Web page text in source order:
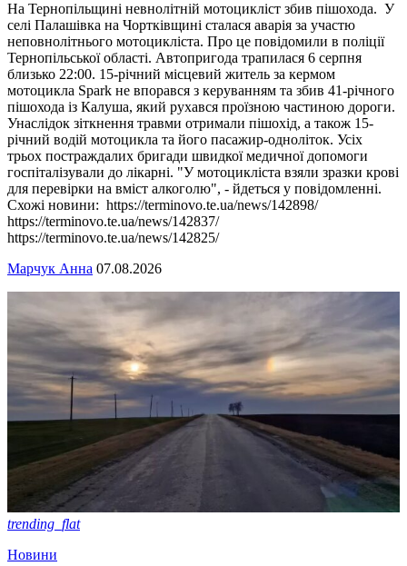
На Тернопільщині невнолітній мотоцикліст збив пішохода. У
селі Палашівка на Чортківщині сталася аварія за участю
неповнолітнього мотоцикліста. Про це повідомили в поліції
Тернопільської області. Автопригода трапилася 6 серпня
близько 22:00. 15-річний місцевий житель за кермом
мотоцикла Spark не впорався з керуванням та збив 41-річного
пішохода із Калуша, який рухався проїзною частиною дороги.
Унаслідок зіткнення травми отримали пішохід, а також 15-
річний водій мотоцикла та його пасажир-одноліток. Усіх
трьох постраждалих бригади швидкої медичної допомоги
госпіталізували до лікарні. "У мотоцикліста взяли зразки крові
для перевірки на вміст алкоголю", - йдеться у повідомленні.
Схожі новини: https://terminovo.te.ua/news/142898/
https://terminovo.te.ua/news/142837/
https://terminovo.te.ua/news/142825/
Марчук Анна 07.08.2026
trending_flat
Новини